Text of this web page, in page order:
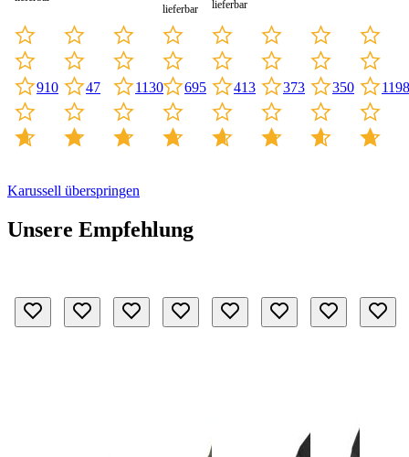
910 47 1130
lieferbar
695
lieferbar
413 373 350 1198
Karussell überspringen
Unsere Empfehlung